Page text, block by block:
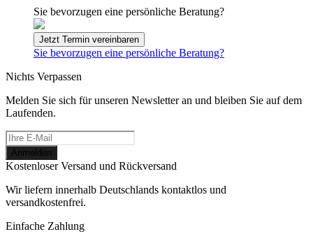
Sie bevorzugen eine persönliche Beratung?
Jetzt Termin vereinbaren
Sie bevorzugen eine persönliche Beratung?
Nichts Verpassen
Melden Sie sich für unseren Newsletter an und bleiben Sie auf dem
Laufenden.
Kostenloser Versand und Rückversand
Wir liefern innerhalb Deutschlands kontaktlos und
versandkostenfrei.
Einfache Zahlung